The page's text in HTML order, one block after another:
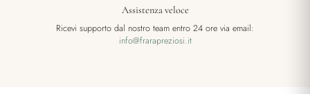
Assistenza veloce
Ricevi supporto dal nostro team entro 24 ore via email:
info@frarapreziosi.it